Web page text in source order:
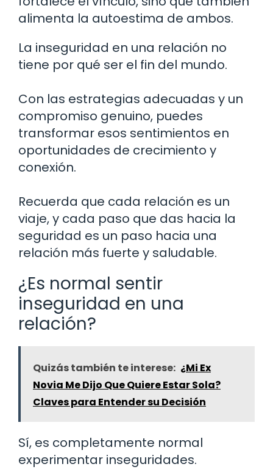
alimenta la autoestima de ambos.
La inseguridad en una relación no
tiene por qué ser el fin del mundo.
Con las estrategias adecuadas y un
compromiso genuino, puedes
transformar esos sentimientos en
oportunidades de crecimiento y
conexión.
Recuerda que cada relación es un
viaje, y cada paso que das hacia la
seguridad es un paso hacia una
relación más fuerte y saludable.
¿Es normal sentir
inseguridad en una
relación?
Quizás también te interese: ¿Mi Ex
Novia Me Dijo Que Quiere Estar Sola?
Claves para Entender su Decisión
Sí, es completamente normal
experimentar inseguridades.